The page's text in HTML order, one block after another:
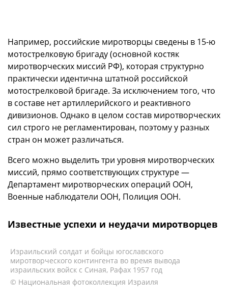
Например, российские миротворцы сведены в 15-ю
мотострелковую бригаду (основной костяк
миротворческих миссий РФ), которая структурно
практически идентична штатной российской
мотострелковой бригаде. За исключением того, что
в составе нет артиллерийского и реактивного
дивизионов. Однако в целом состав миротворческих
сил строго не регламентирован, поэтому у разных
стран он может различаться.
Всего можно выделить три уровня миротворческих
миссий, прямо соответствующих структуре —
Департамент миротворческих операций ООН,
Военные наблюдатели ООН, Полиция ООН.
Известные успехи и неудачи миротворцев
Израильский солдат и бойцы югославского
миротворческого контингента во время вывода
израильских войск с Синая, Рафах 1957 год
© Национальная фотоколлекция Израиля